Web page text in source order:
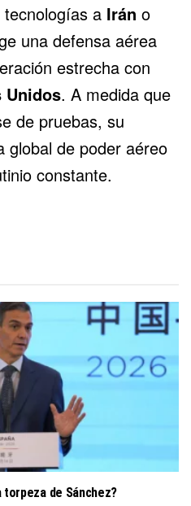
a Irán o
una defensa aérea
estrecha con
Unidos. A medida que
de pruebas, su
global de poder aéreo
constante.
torpeza de Sánchez?